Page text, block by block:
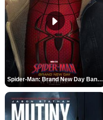
Spider-Man: Brand New Day Bande-annonce VO STFR